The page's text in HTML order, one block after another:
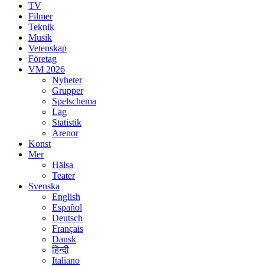
TV
Filmer
Teknik
Musik
Vetenskap
Företag
VM 2026
Nyheter
Grupper
Spelschema
Lag
Statistik
Arenor
Konst
Mer
Hälsa
Teater
Svenska
English
Español
Deutsch
Français
Dansk
हिन्दी
Italiano